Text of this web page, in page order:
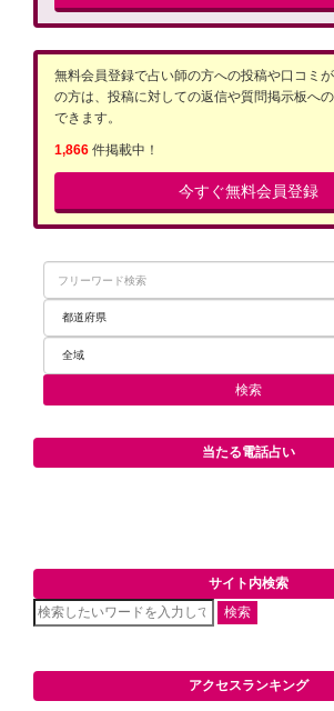
無料会員登録で占い師の方への投稿や口コミ
の方は、投稿に対しての返信や質問掲示板へ
できます。
1,866 件掲載中！
今すぐ無料会員登録
当たる電話占い
サイト内検索
検索
アクセスランキング